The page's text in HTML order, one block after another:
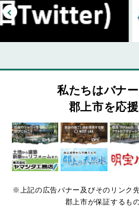
私たちはバナ
郡上市を応
※上記の広告バナー及びそのリンク
郡上市が保証するも